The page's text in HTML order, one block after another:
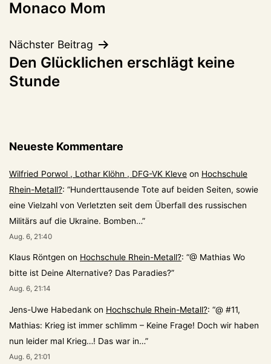
Monaco Mom
Nächster Beitrag
Den Glücklichen erschlägt keine
Stunde
Neueste Kommentare
Wilfried Porwol , Lothar Klöhn , DFG-VK Kleve on Hochschule
Rhein-Metall?: “Hunderttausende Tote auf beiden Seiten, sowie
eine Vielzahl von Verletzten seit dem Überfall des russischen
Militärs auf die Ukraine. Bomben…”
Aug. 6, 21:40
Klaus Röntgen on Hochschule Rhein-Metall?: “@ Mathias Wo
bitte ist Deine Alternative? Das Paradies?”
Aug. 6, 21:14
Jens-Uwe Habedank on Hochschule Rhein-Metall?: “@ #11,
Mathias: Krieg ist immer schlimm – Keine Frage! Doch wir haben
nun leider mal Krieg…! Das war in…”
Aug. 6, 21:01